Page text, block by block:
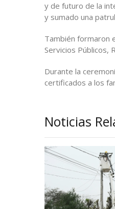
y de futuro de la
y sumado una
También formaron
Servicios Públicos,
Durante la
certificados a los
Noticias